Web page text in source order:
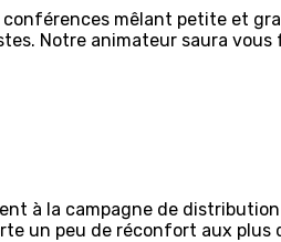
conférences mêlant petite et
Notre animateur saura vous
à la campagne de distribution
un peu de réconfort aux plus